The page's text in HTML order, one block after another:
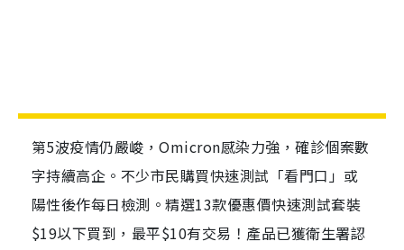
第5波疫情仍嚴峻，Omicron感染力強，確診個案數
字持續高企。不少市民購買快速測試「看門口」或
陽性後作每日檢測。精選13款優惠價快速測試套裝
$19以下買到，最平$10有交易！產品已獲衛生署認